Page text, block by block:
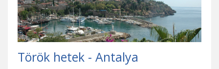
Török hetek - Antalya